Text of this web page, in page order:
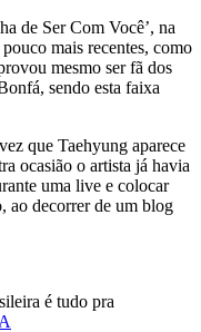
de Ser Com Você’, na
mais recentes, como
mesmo ser fã dos
sendo esta faixa
que Taehyung aparece
ocasião o artista já havia
uma live e colocar
ao decorrer de um blog